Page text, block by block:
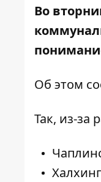
Во
Об этом
Так, из-за